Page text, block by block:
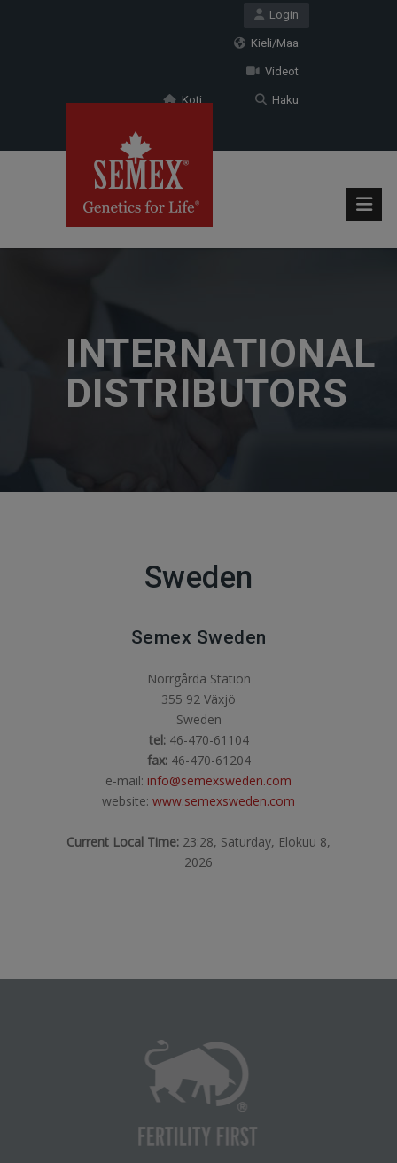
Login
Kieli/Maa
Videot
Haku
Koti
INTERNATIONAL
DISTRIBUTORS
Sweden
Semex Sweden
Norrgårda Station
355 92 Växjö
Sweden
tel: 46-470-61104
fax: 46-470-61204
e-mail: info@semexsweden.com
website: www.semexsweden.com
Current Local Time: 23:28, Saturday, Elokuu 8,
2026